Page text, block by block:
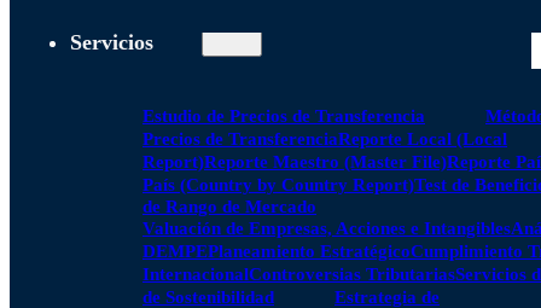
Servicios
Estudio de Precios de Transferencia
Precios de TransferenciaReporte Local (Local
Report)Reporte Maestro (Master File)Reporte
País (Country by Country Report)Test de
de Rango de Mercado
Valuación de Empresas, Acciones e Intangibles
DEMPEPlaneamiento EstratégicoCumplimiento
InternacionalControversias TributariasServicios
de Sostenibilidad
Estrategia de